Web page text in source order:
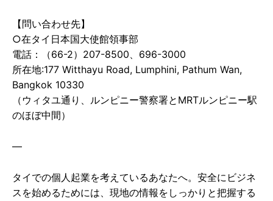
【問い合わせ先】
○在タイ日本国大使館領事部
電話：（66-2）207-8500、696-3000
所在地:177 Witthayu Road, Lumphini, Pathum Wan,
Bangkok 10330
（ウィタユ通り、ルンピニー警察署とMRTルンピニー駅
のほぼ中間）
—
タイでの個人起業を考えているあなたへ。安全にビジネ
スを始めるためには、現地の情報をしっかりと把握する